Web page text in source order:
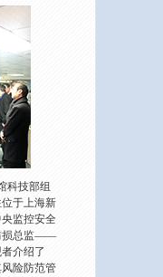
科技部组
于上海新
监控安全
损总监——
介绍了
险防范管